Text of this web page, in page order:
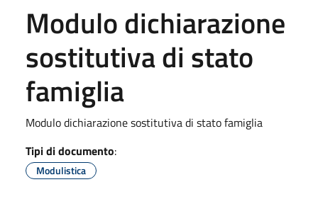
Modulo dichiarazione
sostitutiva di stato
famiglia
Modulo dichiarazione sostitutiva di stato famiglia
Tipi di documento:
Modulistica